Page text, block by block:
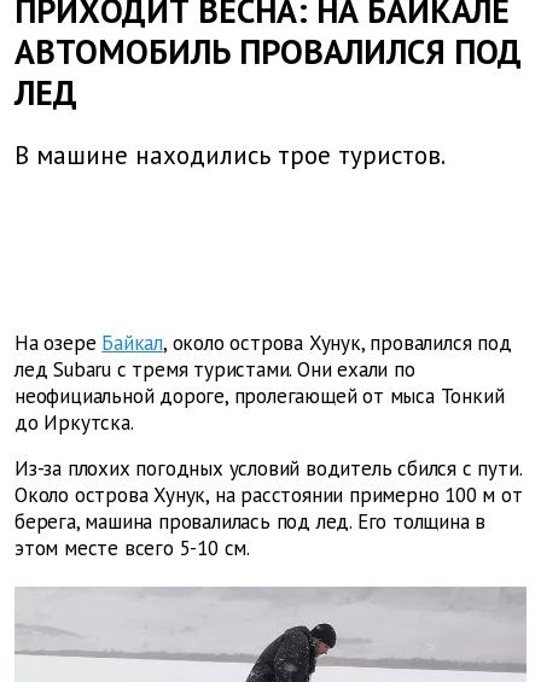
ПРИХОДИТ ВЕСНА: НА БАЙКАЛЕ
АВТОМОБИЛЬ ПРОВАЛИЛСЯ ПОД
ЛЕД
В машине находились трое туристов.
На озере Байкал, около острова Хунук, провалился под
лед Subaru с тремя туристами. Они ехали по
неофициальной дороге, пролегающей от мыса Тонкий
до Иркутска.
Из-за плохих погодных условий водитель сбился с пути.
Около острова Хунук, на расстоянии примерно 100 м от
берега, машина провалилась под лед. Его толщина в
этом месте всего 5-10 см.